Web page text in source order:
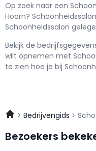
Op zoek naar een
Hoorn?
Schoonheidssalon
Bekijk de
wilt opnemen met
te zien hoe je bij
Bedrijvengids
Bezoekers